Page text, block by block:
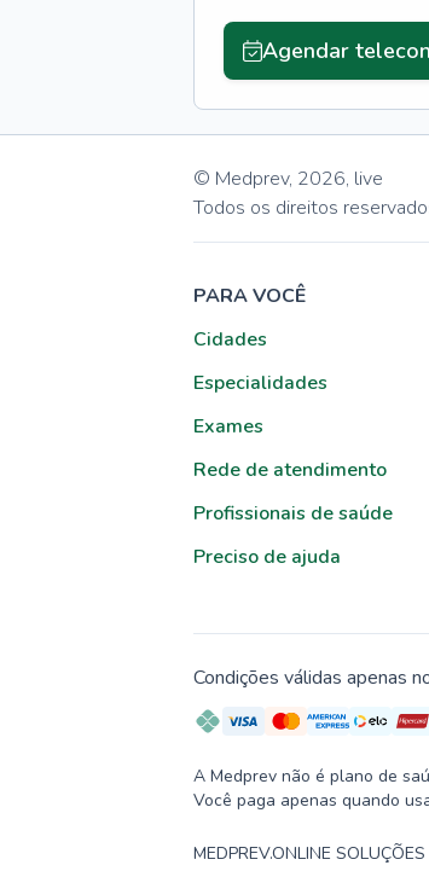
Agendar
© Medprev, 2026, live
Todos os direitos
PARA VOCÊ
Cidades
Especialidades
Exames
Rede de atendimento
Profissionais de saúde
Preciso de ajuda
Condições válidas apenas
A Medprev não é plano de
Você paga apenas quando
MEDPREV.ONLINE